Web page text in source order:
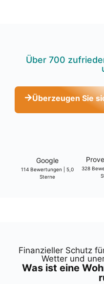
Über 700
Über­zeu­gen Sie
Goog­le
114 Bewer­tun­gen | 5,0
Ster­ne
328
Finan­zi­el­ler Schutz
Wet­ter und
Was ist eine